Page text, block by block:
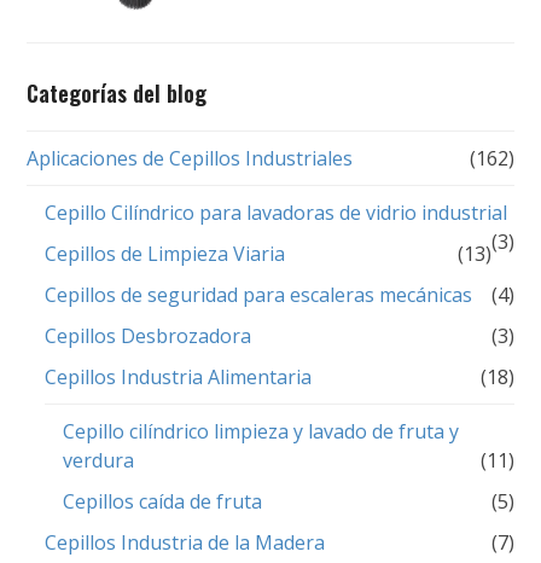
Categorías del blog
Aplicaciones de Cepillos Industriales (162)
Cepillo Cilíndrico para lavadoras de vidrio industrial
(3)
Cepillos de Limpieza Viaria
(13)
Cepillos de seguridad para escaleras mecánicas
(4)
Cepillos Desbrozadora
(3)
Cepillos Industria Alimentaria
(18)
Cepillo cilíndrico limpieza y lavado de fruta y
verdura
(11)
Cepillos caída de fruta
(5)
Cepillos Industria de la Madera
(7)